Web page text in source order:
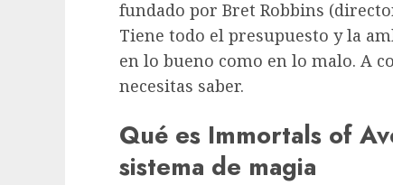
fundado por Bret Robbins
Tiene todo el presupuesto y la
en lo bueno como en lo malo. A
necesitas saber.
Qué es Immortals of
sistema de magia